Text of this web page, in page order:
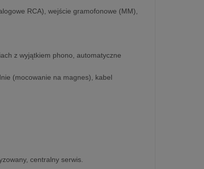
RCA), wejście gramofonowe (MM),
z wyjątkiem phono, automatyczne
(mocowanie na magnes), kabel
centralny serwis.